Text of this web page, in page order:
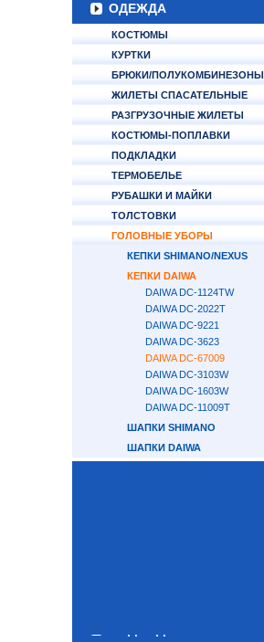
ОДЕЖДА
КОСТЮМЫ
КУРТКИ
БРЮКИ/ПОЛУКОМБИНЕЗОНЫ
ЖИЛЕТЫ СПАСАТЕЛЬНЫЕ
РАЗГРУЗОЧНЫЕ ЖИЛЕТЫ
КОСТЮМЫ-ПОПЛАВКИ
ПОДКЛАДКИ
ТЕРМОБЕЛЬЕ
РУБАШКИ И МАЙКИ
ТОЛСТОВКИ
ГОЛОВНЫЕ УБОРЫ
КЕПКИ SHIMANO/NEXUS
КЕПКИ DAIWA
DAIWA DC-1124TW
DAIWA DC-2022T
DAIWA DC-9221
DAIWA DC-3623
DAIWA DC-67009
DAIWA DC-3103W
DAIWA DC-1603W
DAIWA DC-11009T
ШАПКИ SHIMANO
ШАПКИ DAIWA